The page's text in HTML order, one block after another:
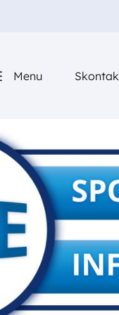
nawigacja
Menu